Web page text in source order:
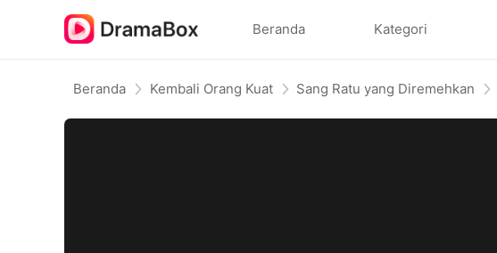
Beranda Kategori
Beranda Kembali Orang Kuat Sang Ratu yang Diremehkan